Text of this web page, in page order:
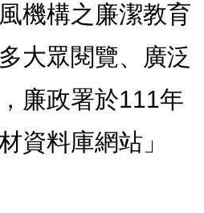
機構之廉潔教育
大眾閱覽、廣泛
廉政署於111年
資料庫網站」